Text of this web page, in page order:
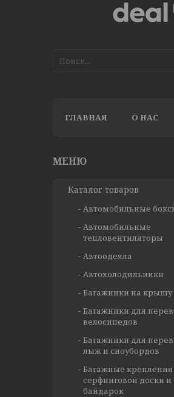
ГЛАВНАЯ О НАС
Каталог товаров
Автомобильные
Автомобильные
тепловентиляторы
Автоодеяла
Автохолодильники
Багажники на крышу
Багажники для
велосипедов
Багажники для
лыж и сноубордов
Багажные крепления
серфинговой доски и
байдарок